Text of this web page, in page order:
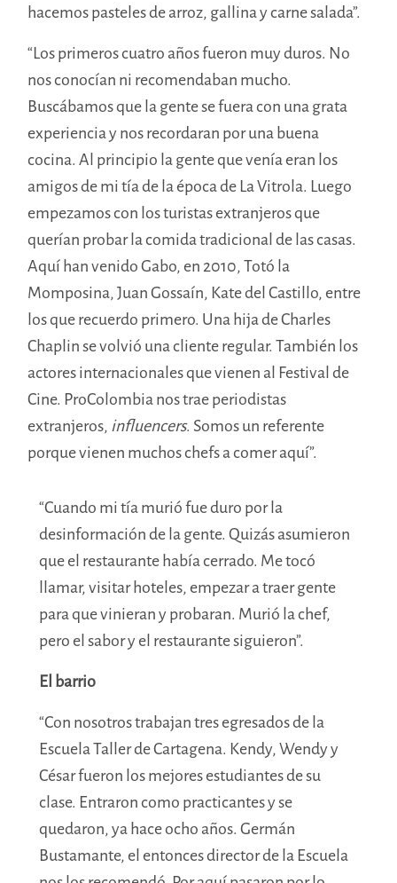
hacemos pasteles de arroz, gallina y carne salada”.
“Los primeros cuatro años fueron muy duros. No
nos conocían ni recomendaban mucho.
Buscábamos que la gente se fuera con una grata
experiencia y nos recordaran por una buena
cocina. Al principio la gente que venía eran los
amigos de mi tía de la época de La Vitrola. Luego
empezamos con los turistas extranjeros que
querían probar la comida tradicional de las casas.
Aquí han venido Gabo, en 2010, Totó la
Momposina, Juan Gossaín, Kate del Castillo, entre
los que recuerdo primero. Una hija de Charles
Chaplin se volvió una cliente regular. También los
actores internacionales quevienen al Festival de
Cine. ProColombianostraeperiodistas
extranjeros, influencers. Somos un referente
porque vienen muchoschefsa comer aquí”.
“Cuando mi tía murió fue duro por la
desinformación de la gente. Quizás asumieron
que el restaurante había cerrado. Me tocó
llamar, visitar hoteles, empezar a traer gente
para que vinieran y probaran. Murió la chef,
pero el sabor y el restaurante siguieron”.
El barrio
“Con nosotros trabajan tres egresados de la
Escuela Taller de Cartagena. Kendy, Wendy y
César fueron los mejores estudiantes de su
clase. Entraron como practicantes y se
quedaron, ya hace ocho años. Germán
Bustamante, el entonces director de la Escuela